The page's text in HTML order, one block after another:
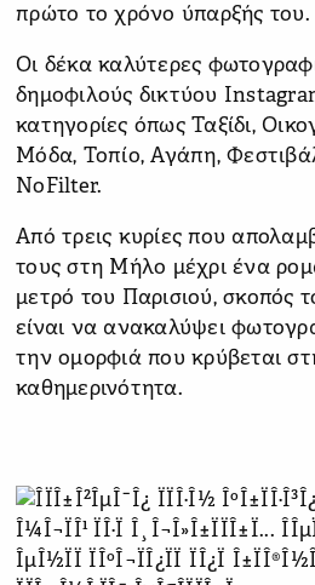
πρώτο το χρόνο ύπαρξής του.
Οι δέκα καλύτερες
δημοφιλούς δικτύου
κατηγορίες όπως Ταξίδι,
Μόδα, Τοπίο, Αγάπη,
NoFilter.
Από τρεις κυρίες που
τους στη Μήλο μέχρι ένα
μετρό του Παρισιού, σκοπός
είναι να ανακαλύψει
την ομορφιά που κρύβεται
καθημερινότητα.